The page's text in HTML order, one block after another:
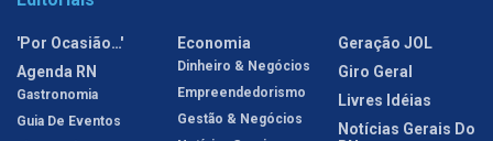
'Por Ocasião…'
Agenda RN
Gastronomia
Guia De Eventos
Economia
Dinheiro & Negócios
Empreendedorismo
Gestão & Negócios
Geração JOL
Giro Geral
Livres Idéias
Notícias Gerais Do